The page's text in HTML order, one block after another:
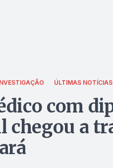
ÚLTIMAS NOTÍCIAS
com
chegou a